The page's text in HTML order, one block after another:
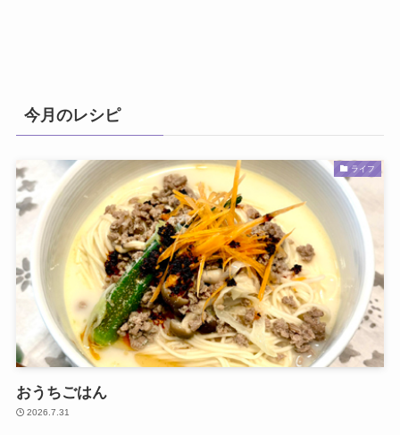
今月のレシピ
ライフ
おうちごはん
2026.7.31